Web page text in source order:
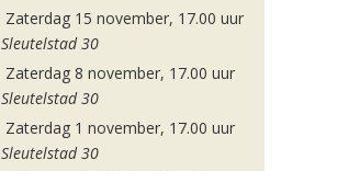
Zaterdag 15 november, 17.00 uur
Sleutelstad 30
Zaterdag 8 november, 17.00 uur
Sleutelstad 30
Zaterdag 1 november, 17.00 uur
Sleutelstad 30